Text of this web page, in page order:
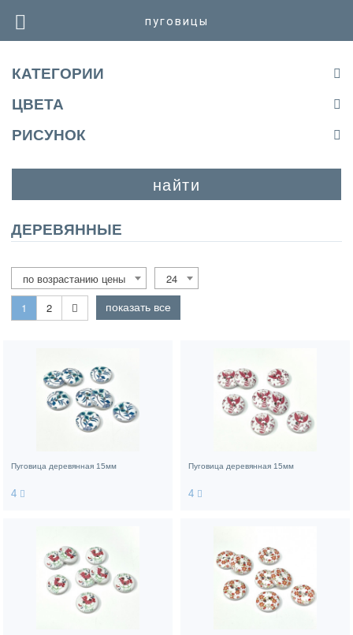
пуговицы
КАТЕГОРИИ
ЦВЕТА
РИСУНОК
найти
ДЕРЕВЯННЫЕ
24
по возрастанию цены
1
2 показать все
Пуговица деревянная 15мм
4
Пуговица деревянная 15мм
4